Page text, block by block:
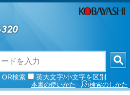
OR検索 英大文字/小文字を区別
検索のしかた
本書の使いかた